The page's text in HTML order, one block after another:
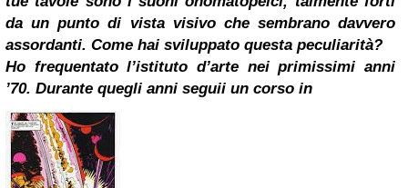
da un punto di vista visivo che sembrano davvero
assordanti. Come hai sviluppato questa peculiarità?
Ho frequentato l’istituto d’arte nei primissimi anni
’70. Durante quegli anni seguii un corso in